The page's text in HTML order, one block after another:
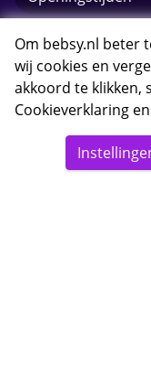
E-mail Bebsy.nl
© 2026 Bebsy.nl
Om bebsy.nl beter
wij cookies en
akkoord te klikken,
Cookieverklaring en